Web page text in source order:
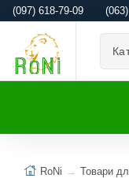
(097) 618-79-09
RoNi Товари